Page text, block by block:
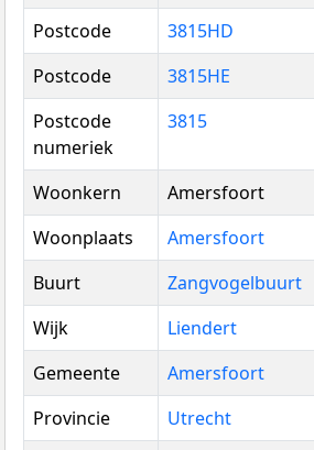
Postcode
3815HD
Postcode
3815HE
Postcode
numeriek
3815
Woonkern Amersfoort
Woonplaats
Amersfoort
Buurt
Zangvogelbuurt
Wijk
Liendert
Gemeente
Amersfoort
Provincie
Utrecht